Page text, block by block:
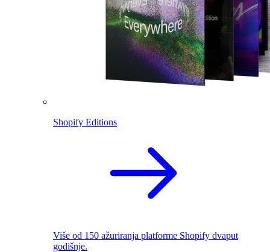
Shopify Editions
Više od 150 ažuriranja platforme Shopify dvaput
godišnje.